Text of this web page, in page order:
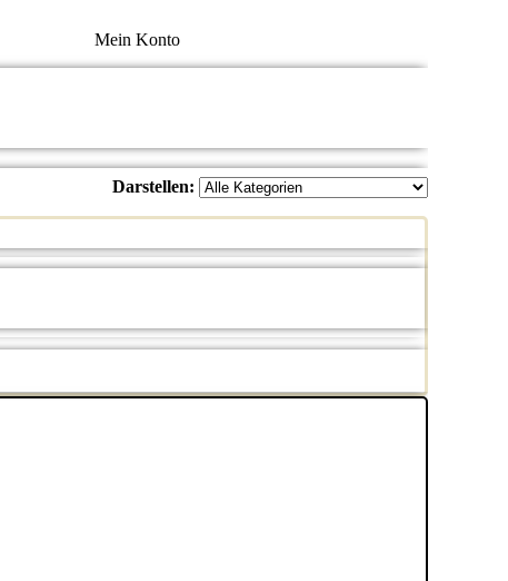
Mein Konto
Darstellen: